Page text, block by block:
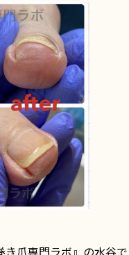
爪専門ラボ』の水谷で